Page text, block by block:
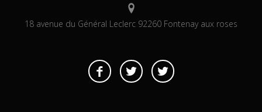
18 avenue du Général Leclerc 92260 Fontenay aux roses